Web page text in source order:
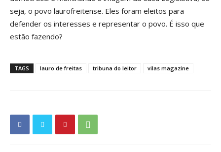
seja, o povo laurofreitense. Eles foram eleitos para
defender os interesses e representar o povo. É isso que
estão fazendo?
TAGS lauro de freitas tribuna do leitor vilas magazine